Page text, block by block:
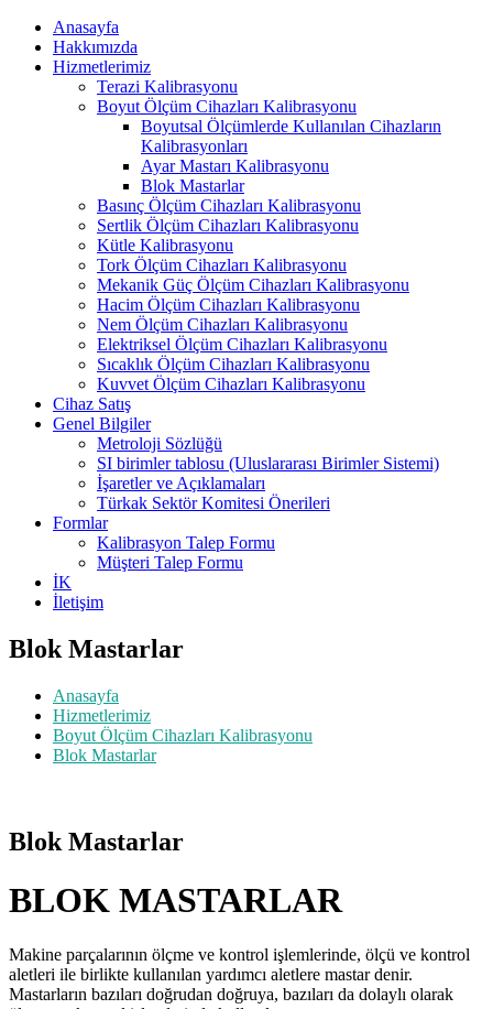
Anasayfa
Hakkımızda
Hizmetlerimiz
Terazi Kalibrasyonu
Boyut Ölçüm Cihazları Kalibrasyonu
Boyutsal Ölçümlerde Kullanılan Cihazların
Kalibrasyonları
Ayar Mastarı Kalibrasyonu
Blok Mastarlar
Basınç Ölçüm Cihazları Kalibrasyonu
Sertlik Ölçüm Cihazları Kalibrasyonu
Kütle Kalibrasyonu
Tork Ölçüm Cihazları Kalibrasyonu
Mekanik Güç Ölçüm Cihazları Kalibrasyonu
Hacim Ölçüm Cihazları Kalibrasyonu
Nem Ölçüm Cihazları Kalibrasyonu
Elektriksel Ölçüm Cihazları Kalibrasyonu
Sıcaklık Ölçüm Cihazları Kalibrasyonu
Kuvvet Ölçüm Cihazları Kalibrasyonu
Cihaz Satış
Genel Bilgiler
Metroloji Sözlüğü
SI birimler tablosu (Uluslararası Birimler Sistemi)
İşaretler ve Açıklamaları
Türkak Sektör Komitesi Önerileri
Formlar
Kalibrasyon Talep Formu
Müşteri Talep Formu
İK
İletişim
Blok Mastarlar
Anasayfa
Hizmetlerimiz
Boyut Ölçüm Cihazları Kalibrasyonu
Blok Mastarlar
Blok Mastarlar
BLOK MASTARLAR
Makine parçalarının ölçme ve kontrol işlemlerinde, ölçü ve kontrol
aletleri ile birlikte kullanılan yardımcı aletlere mastar denir.
Mastarların bazıları doğrudan doğruya, bazıları da dolaylı olarak